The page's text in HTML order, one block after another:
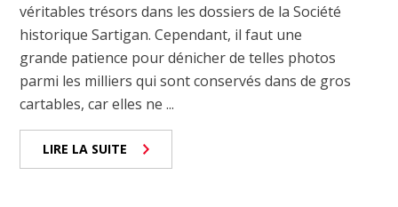
véritables trésors dans les dossiers de la Société
historique Sartigan. Cependant, il faut une
grande patience pour dénicher de telles photos
parmi les milliers qui sont conservés dans de gros
cartables, car elles ne ...
LIRE LA SUITE